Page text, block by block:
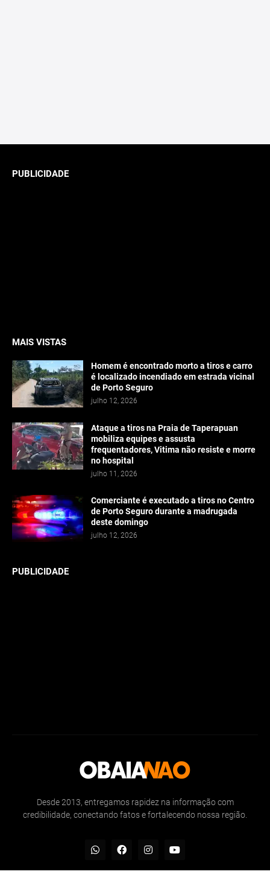
PUBLICIDADE
MAIS VISTAS
Homem é encontrado morto a tiros e carro
é localizado incendiado em estrada vicinal
de Porto Seguro
julho 12, 2026
Ataque a tiros na Praia de Taperapuan
mobiliza equipes e assusta
frequentadores, Vitima não resiste e morre
no hospital
julho 11, 2026
Comerciante é executado a tiros no Centro
de Porto Seguro durante a madrugada
deste domingo
julho 12, 2026
PUBLICIDADE
Desde 2013, entregamos rapidez na informação com
credibilidade, conectando fatos e fortalecendo nossa região.